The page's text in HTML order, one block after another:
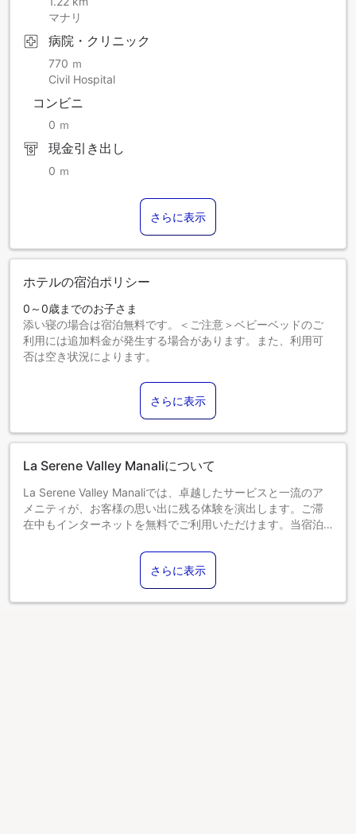
マナリ
病院・クリニック
770 ｍ
Civil Hospital
コンビニ
0 ｍ
現金引き出し
0 ｍ
さらに表示
ホテルの宿泊ポリシー
0～0歳までのお子さま
添い寝の場合は宿泊無料です。＜ご注意＞ベビーベッドのご
利用には追加料金が発生する場合があります。また、利用可
否は空き状況によります。
エキストラベッドをお申し込みください。
19歳以上のゲストは大人とみなされます。
エキストラベッドの追加可否は、お部屋タイプにより異なり
ます。各部屋タイプ欄の記載をご確認ください。
さらに表示
La Serene Valley Manaliについて
La Serene Valley Manaliでは、卓越したサービスと一流のア
メニティが、お客様の思い出に残る体験を演出します。ご滞
在中もインターネットを無料でご利用いただけます。当宿泊
行や観光、追加アクティビティの手配が簡単になります。 お
車でお越しの際は、敷地内の無料駐車場をご利用ください。
コンシェルジュサービスなどのフロントデスクサービスもご
利用いただけます。当宿泊施設のチケットサービスでは、レ
さらに表示